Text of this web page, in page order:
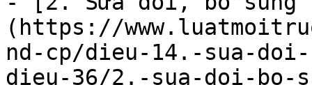
(https://
nd-cp/dieu-14.-sua-doi-